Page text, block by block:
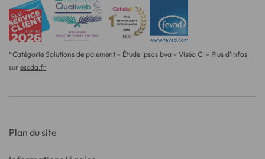
*Catégorie Solutions de paiement - Étude Ipsos bva - Viséo CI - Plus d'infos
sur escda.fr
Plan du site